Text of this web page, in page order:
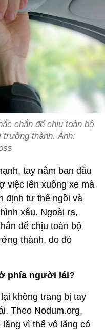
chắn để chịu toàn bộ
thành. Ảnh:
tay nắm ban đầu
việc lên xuống xe mà
định tư thế ngồi và
xấu. Ngoài ra,
để chịu toàn bộ
thành, do đó
phía người lái?
không trang bị tay
Theo Nodum.org,
vì thế vô lăng có